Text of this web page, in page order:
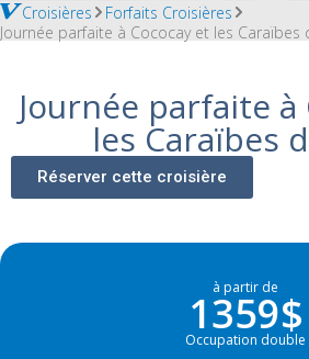
Croisières
Forfaits Croisières
Journée parfaite à Cococay et les Caraïbes
Journée parfaite à
les Caraïbes
Réserver cette croisière
à partir de
1359$
Occupation double